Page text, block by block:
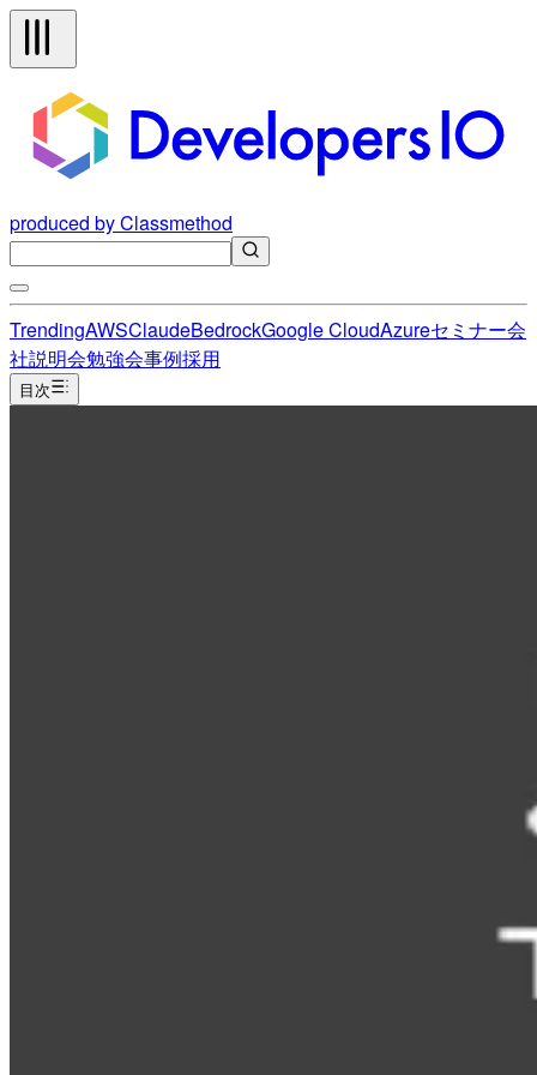
produced by Classmethod
TrendingAWSClaudeBedrockGoogle CloudAzureセミナー会
社説明会勉強会事例採用
目次